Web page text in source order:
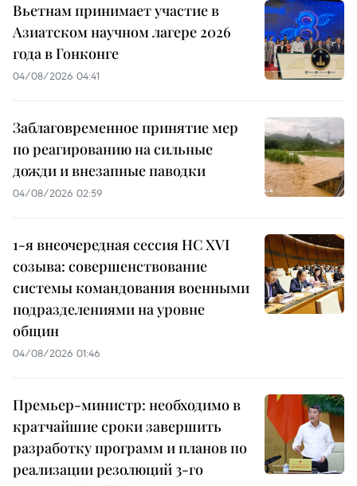
Вьетнам принимает участие в
Азиатском научном лагере 2026
года в Гонконге
04/08/2026 04:41
Заблаговременное принятие мер
по реагированию на сильные
дожди и внезапные паводки
04/08/2026 02:59
1-я внеочередная сессия НС XVI
созыва: совершенствование
системы командования военными
подразделениями на уровне
общин
04/08/2026 01:46
Премьер-министр: необходимо в
кратчайшие сроки завершить
разработку программ и планов по
реализации резолюций 3-го